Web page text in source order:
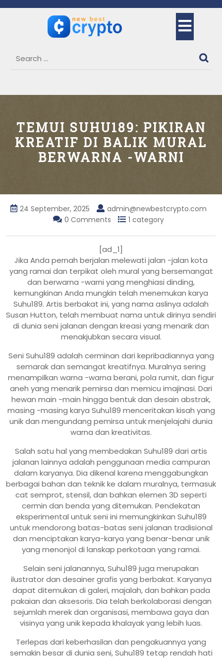
TEMUI SUHU189: PIKIRAN
KREATIF DI BALIK MURAL
BERWARNA -WARNI
24 September, 2025
admin@newbestcrypto.com
0 Comments
1 category
[ad_1]
Jika Anda pernah berjalan melewati jalan -jalan kota
yang ramai dan terpikat oleh mural yang bersemangat
dan berwarna -warni yang menghiasi dinding,
kemungkinan Anda mungkin telah menemukan karya
Suhu189. Artis berbakat ini, yang nama aslinya adalah
Susan Hutton, telah membuat nama untuk dirinya sendiri
di dunia seni jalanan dengan kreasi yang menarik dan
menakjubkan secara visual.
Seni Suhu189 adalah cerminan dari kepribadiannya yang
semarak dan semangat kreatifnya. Muralnya sering
menampilkan warna -warna berani, pola rumit, dan figur
aneh yang menarik pemirsa dan memicu imajinasi. Dari
hewan main -main hingga bentuk dan desain abstrak,
masing -masing karya Suhu189 menceritakan kisah yang
unik dan mengundang pemirsa untuk menjelajahi dunia
warna dan kreativitas.
Salah satu hal yang membedakan Suhu189 dari artis
jalanan lainnya adalah penggunaan media campuran
dalam karyanya. Dia dikenal karena menggabungkan
berbagai bahan dan teknik ke dalam muralnya, termasuk
cat semprot, stensil, dan bahkan elemen 3D seperti
cermin dan benda yang ditemukan. Pendekatan
eksperimental untuk seni ini memungkinkan Suhu189
untuk mendorong batas-batas seni jalanan tradisional
dan menciptakan karya-karya yang benar-benar unik
yang menonjol di lanskap perkotaan yang ramai.
Selain seni jalanannya, Suhu189 juga merupakan
ilustrator dan desainer grafis yang berbakat. Karyanya
dapat ditemukan di galeri, majalah, dan bahkan pada
pakaian dan aksesoris. Dia telah berkolaborasi dengan
sejumlah merek dan organisasi, membawa gaya dan
visinya yang unik kepada khalayak yang lebih luas.
Terlepas dari keberhasilan dan pengakuannya yang
semakin besar di dunia seni, Suhu189 tetap rendah hati